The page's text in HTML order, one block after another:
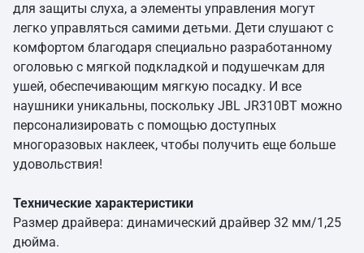
для защиты слуха, а элементы управления могут
легко управляться самими детьми. Дети слушают с
комфортом благодаря специально разработанному
оголовью с мягкой подкладкой и подушечкам для
ушей, обеспечивающим мягкую посадку. И все
наушники уникальны, поскольку JBL JR310BT можно
персонализировать с помощью доступных
многоразовых наклеек, чтобы получить еще больше
удовольствия!
Технические характеристики
Размер драйвера: динамический драйвер 32 мм/1,25
дюйма.